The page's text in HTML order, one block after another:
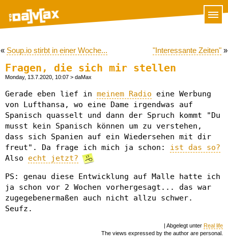
« Soup.io stirbt in einer Woche... "Interessante Zeiten" »
Fragen, die sich mir stellen
Monday, 13.7.2020, 10:07 > daMax
Gerade eben lief in meinem Radio eine Werbung
von Lufthansa, wo eine Dame irgendwas auf
Spanisch quasselt und dann der Spruch kommt "Du
musst kein Spanisch können um zu verstehen,
dass sich Spanien auf ein Wiedersehen mit dir
freut". Da frage ich mich ja schon: ist das so?
Also echt jetzt?
PS: genau diese Entwicklung auf Malle hatte ich
ja schon vor 2 Wochen vorhergesagt... das war
zugegebenermaßen auch nicht allzu schwer.
Seufz.
| Abgelegt unter Real life
The views expressed by the author are personal.